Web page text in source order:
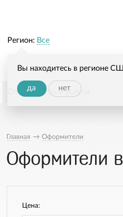
Регион: Все
Вы находитесь в регионе
да нет
Специалисты и услуги
Главная → Оформители
Оформители
Цена: